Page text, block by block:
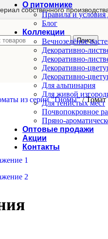
собственного
Поиск
О питомнике
Правила и условия
Блог
Коллекции
Вечнозелёное
Декоративно-
Декоративно-
Декоративно-
Декоративно-
Для альпинария
Для живой
Для тенистых мест
Почвопокровное
Пряно-
Оптовые продажи
Акции
Контакты
из серии "Гномы"/